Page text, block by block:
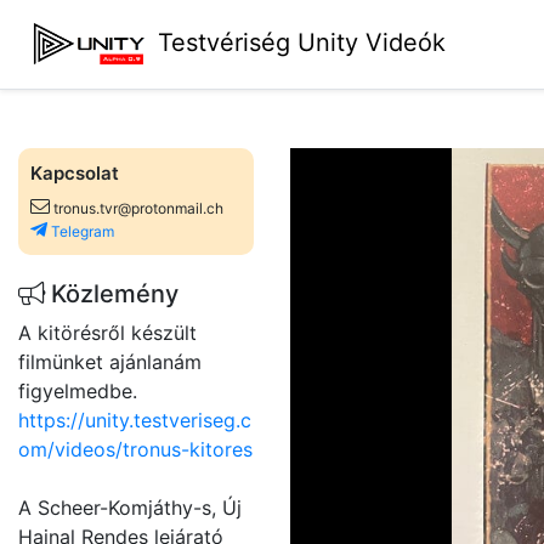
Testvériség Unity Videók
Kapcsolat
tronus.tvr@protonmail.ch
Telegram
Közlemény
A kitörésről készült
filmünket ajánlanám
figyelmedbe.
https://unity.testveriseg.c
om/videos/tronus-kitores
A Scheer-Komjáthy-s, Új
Hajnal Rendes lejárató